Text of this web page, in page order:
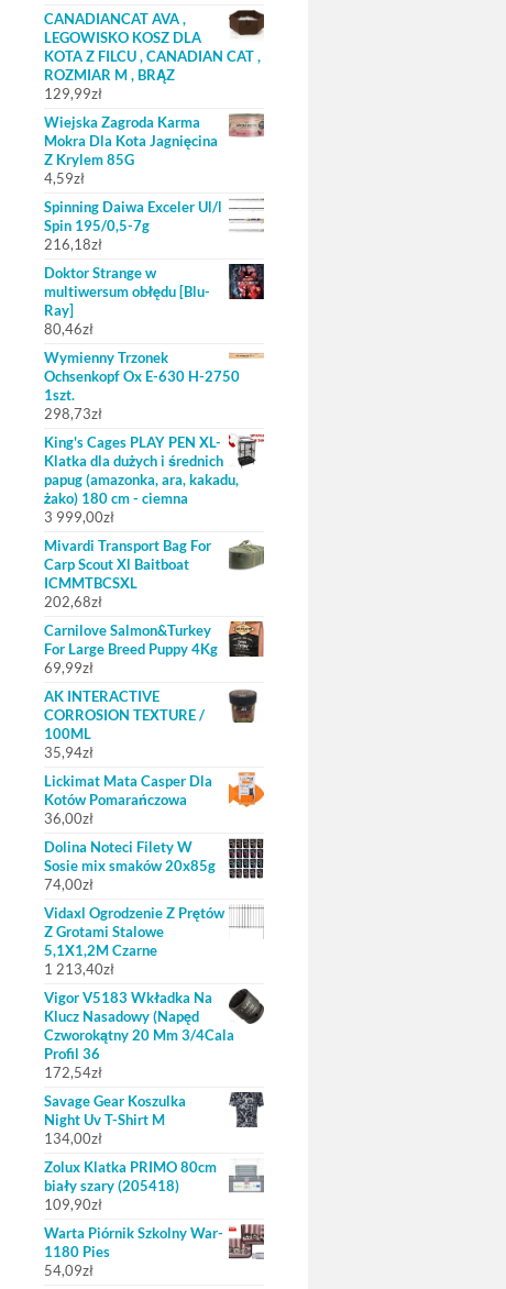
CANADIANCAT AVA ,
LEGOWISKO KOSZ DLA
KOTA Z FILCU , CANADIAN CAT ,
ROZMIAR M , BRĄZ
129,99zł
Wiejska Zagroda Karma
Mokra Dla Kota Jagnięcina
Z Krylem 85G
4,59zł
Spinning Daiwa Exceler Ul/l
Spin 195/0,5-7g
216,18zł
Doktor Strange w
multiwersum obłędu [Blu-
Ray]
80,46zł
Wymienny Trzonek
Ochsenkopf Ox E-630 H-2750
1szt.
298,73zł
King's Cages PLAY PEN XL-
Klatka dla dużych i średnich
papug (amazonka, ara, kakadu,
żako) 180 cm - ciemna
3 999,00zł
Mivardi Transport Bag For
Carp Scout Xl Baitboat
ICMMTBCSXL
202,68zł
Carnilove Salmon&Turkey
For Large Breed Puppy 4Kg
69,99zł
AK INTERACTIVE
CORROSION TEXTURE /
100ML
35,94zł
Lickimat Mata Casper Dla
Kotów Pomarańczowa
36,00zł
Dolina Noteci Filety W
Sosie mix smaków 20x85g
74,00zł
Vidaxl Ogrodzenie Z Prętów
Z Grotami Stalowe
5,1X1,2M Czarne
1 213,40zł
Vigor V5183 Wkładka Na
Klucz Nasadowy (Napęd
Czworokątny 20 Mm 3/4Cala
Profil 36
172,54zł
Savage Gear Koszulka
Night Uv T-Shirt M
134,00zł
Zolux Klatka PRIMO 80cm
biały szary (205418)
109,90zł
Warta Piórnik Szkolny War-
1180 Pies
54,09zł